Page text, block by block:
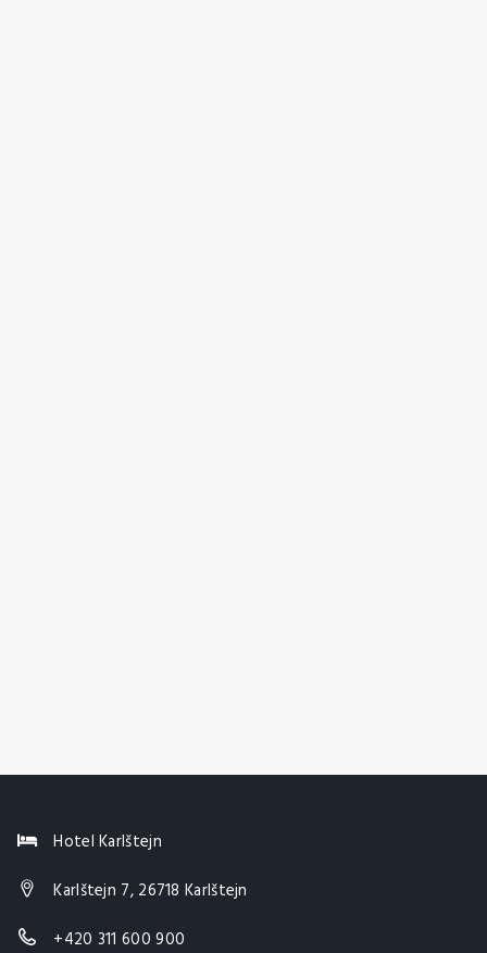
Hotel Karlštejn
Karlštejn 7, 26718 Karlštejn
+420 311 600 900